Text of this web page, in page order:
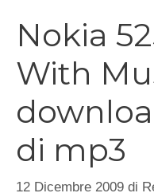
Nokia
With
di mp3
12 Dicembre 2009 di